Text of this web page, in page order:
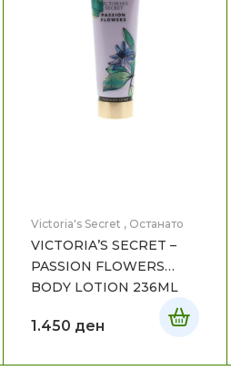
Victoria's Secret , Останато
VICTORIA’S SECRET –
PASSION FLOWERS
BODY LOTION 236ML
1.450 ден